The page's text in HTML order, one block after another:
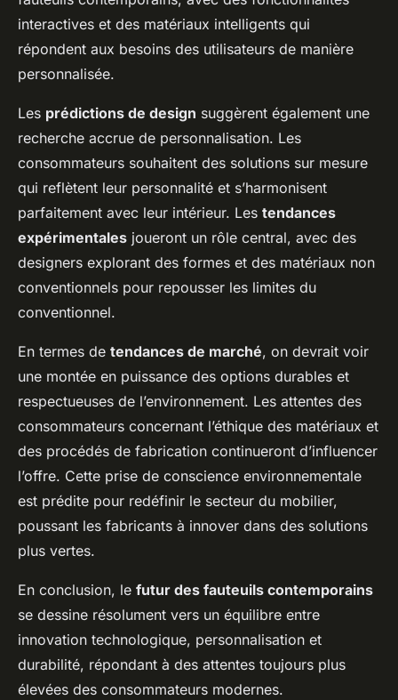
interactives et des matériaux intelligents qui
répondent aux besoins des utilisateurs de manière
personnalisée.
Les prédictions de design suggèrent également une
recherche accrue de personnalisation. Les
consommateurs souhaitent des solutions sur mesure
qui reflètent leur personnalité et s’harmonisent
parfaitement avec leur intérieur. Les tendances
expérimentales joueront un rôle central, avec des
designers explorant des formes et des matériaux non
conventionnels pour repousser les limites du
conventionnel.
En termes de tendances de marché, on devrait voir
une montée en puissance des options durables et
respectueuses de l’environnement. Les attentes des
consommateurs concernant l’éthique des matériaux et
des procédés de fabrication continueront d’influencer
l’offre. Cette prise de conscience environnementale
est prédite pour redéfinir le secteur du mobilier,
poussant les fabricants à innover dans des solutions
plus vertes.
En conclusion, le futur des fauteuils contemporains
se dessine résolument vers un équilibre entre
innovation technologique, personnalisation et
durabilité, répondant à des attentes toujours plus
élevées des consommateurs modernes.